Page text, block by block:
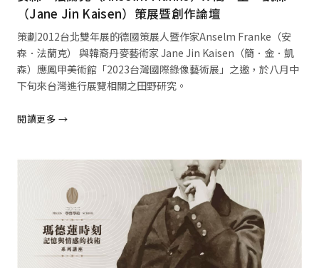
（Jane Jin Kaisen）策展暨創作論壇
策劃2012台北雙年展的德國策展人暨作家Anselm Franke（安
森．法蘭克） 與韓裔丹麥藝術家 Jane Jin Kaisen（簡．金．凱
森）應鳳甲美術館「2023台灣國際錄像藝術展」之邀，於八月中
下旬來台灣進行展覽相關之田野研究。
閱讀更多 →